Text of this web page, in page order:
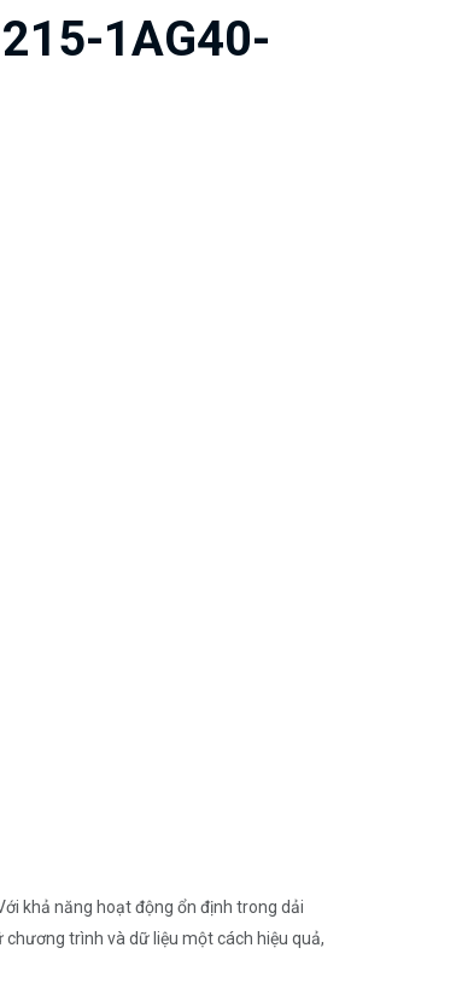
1AG40-
khả năng hoạt động ổn định trong dải
trình và dữ liệu một cách hiệu quả,